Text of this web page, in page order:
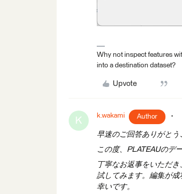
Why not inspect features
into a destination dataset?
Upvote
K k.wakami Author
早速のご回答ありがとう
この度、PLATEAUのデ
丁寧なお返事をいただ
試してみます。編集が
幸いです。